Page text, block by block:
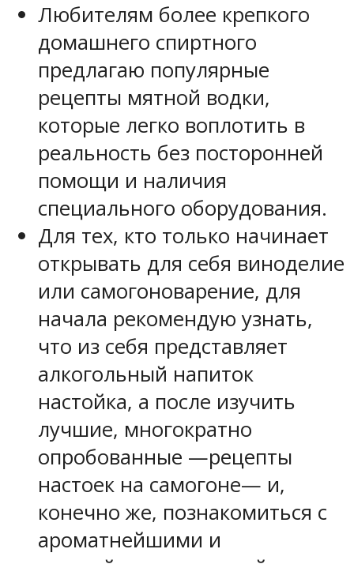
Любителям более крепкого
домашнего спиртного
предлагаю популярные
рецепты мятной водки,
которые легко воплотить в
реальность без посторонней
помощи и наличия
специального оборудования.
Для тех, кто только начинает
открывать для себя виноделие
или самогоноварение, для
начала рекомендую узнать,
что из себя представляет
алкогольный напиток
настойка, а после изучить
лучшие, многократно
опробованные —рецепты
настоек на самогоне— и,
конечно же, познакомиться с
ароматнейшими и